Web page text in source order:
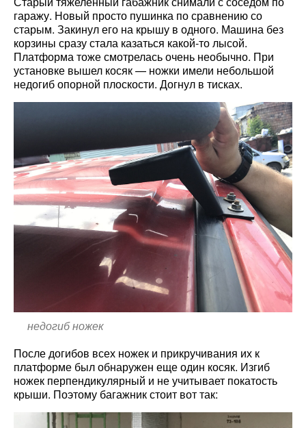
гаражу. Новый просто пушинка по сравнению со
старым. Закинул его на крышу в одного. Машина без
корзины сразу стала казаться какой-то лысой.
Платформа тоже смотрелась очень необычно. При
установке вышел косяк — ножки имели небольшой
недогиб опорной плоскости. Догнул в тисках.
недогиб ножек
После догибов всех ножек и прикручивания их к
платформе был обнаружен еще один косяк. Изгиб
ножек перпендикулярный и не учитывает покатость
крыши. Поэтому багажник стоит вот так: